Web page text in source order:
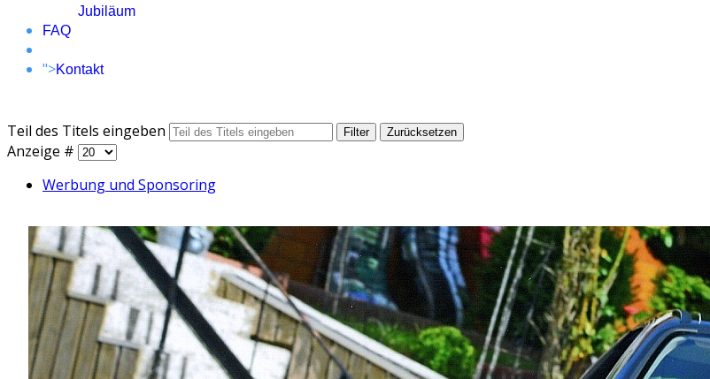
Jubiläum
FAQ
">Kontakt
Teil des Titels eingeben Filter Zurücksetzen
Anzeige #
Werbung und Sponsoring